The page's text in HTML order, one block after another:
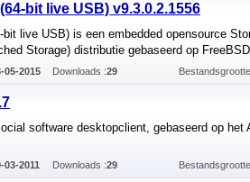
bit live USB) v9.3.0.2.1556
bit live USB) is een embedded opensource
Storage) distributie gebaseerd op
05-2015 Downloads :29
software desktopclient, gebaseerd op het
03-2011 Downloads :29